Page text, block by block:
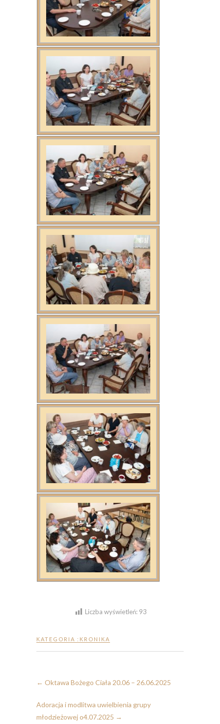
Liczba wyświetleń: 93
KATEGORIA : KRONIKA
← Oktawa Bożego Ciała 20.06 – 26.06.2025
Adoracja i modlitwa uwielbienia grupy
młodzieżowej o4.07.2025 →